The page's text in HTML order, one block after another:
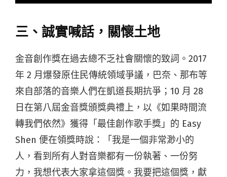
三、誠實喊話，關懷土地
金音創作獎在過去總不乏社會關懷的致詞。2017
年 2 月爆發原住民傳統領域爭議，巴奈、那布等
來自部落的音樂人們在凱道長期抗爭；10 月 28
日在第八屆金音獎頒獎典禮上，以《如果時間流
轉我們依然》獲得「最佳創作歌手獎」的 Easy
Shen 便在領獎時說：「我是一個非常渺小的
人，看到所有人對音樂都有一份執著、一份努
力，我想代表大家拿這個獎。我要把這個獎，獻